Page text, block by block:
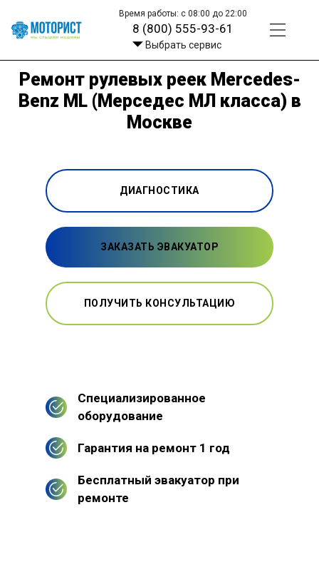
Время работы: с 08:00 до 22:00
8 (800) 555-93-61
Выбрать сервис
Ремонт рулевых реек Mercedes-
Benz ML (Мерседес МЛ класса) в
Москве
ДИАГНОСТИКА
ЗАКАЗАТЬ ЭВАКУАТОР
ПОЛУЧИТЬ КОНСУЛЬТАЦИЮ
Специализированное
оборудование
Гарантия на ремонт 1 год
Бесплатный эвакуатор при
ремонте